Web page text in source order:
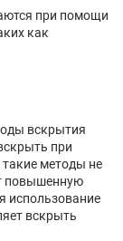
при помощи
как
вскрытия
при
методы не
повышенную
использование
вскрыть